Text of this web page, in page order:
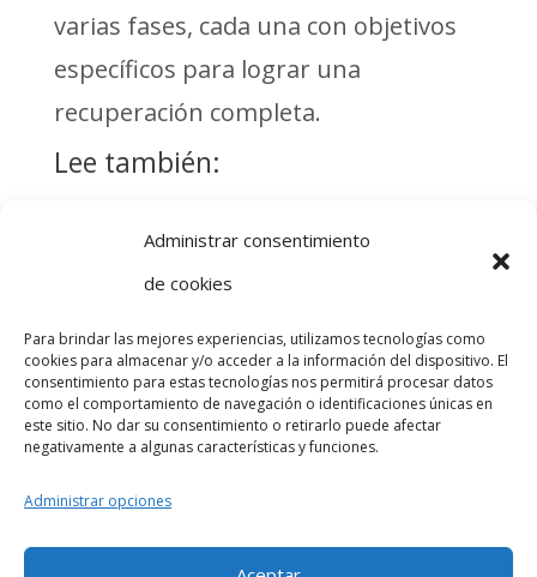
Administrar consentimiento
de cookies
Para brindar las mejores experiencias, utilizamos tecnologías como
cookies para almacenar y/o acceder a la información del dispositivo. El
consentimiento para estas tecnologías nos permitirá procesar datos
como el comportamiento de navegación o identificaciones únicas en
este sitio. No dar su consentimiento o retirarlo puede afectar
negativamente a algunas características y funciones.
Administrar opciones
varias fases, cada una con objetivos
específicos para lograr una
recuperación completa.
Lee también:
Cómo prevenir
en personas
mayores
Terapia
recuperación
de lesiones
cerebrales
traumáticas
Tratamiento del
dolor crónico:
beneficios de la
fisioterapia y
otros enfoques